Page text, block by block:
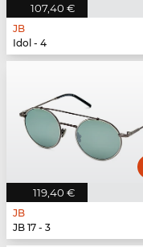
107,40 €
JB
Idol - 4
119,40 €
JB
JB 17 - 3